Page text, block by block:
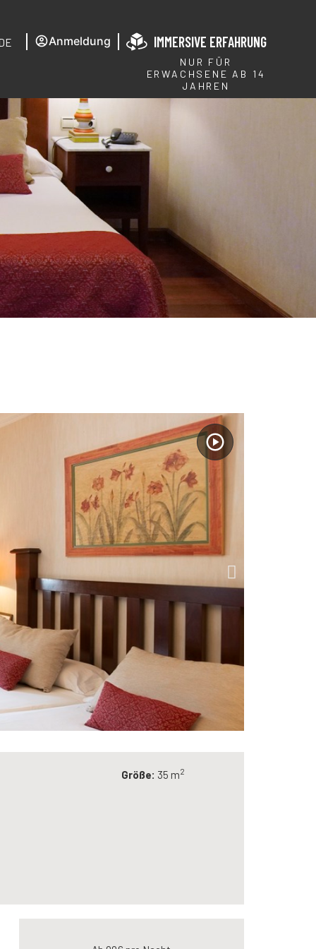
Anmeldung IMMERSIVE ERFAHRUNG
NUR FÜR
ERWACHSENE AB 14
JAHREN
Größe: 35 m2